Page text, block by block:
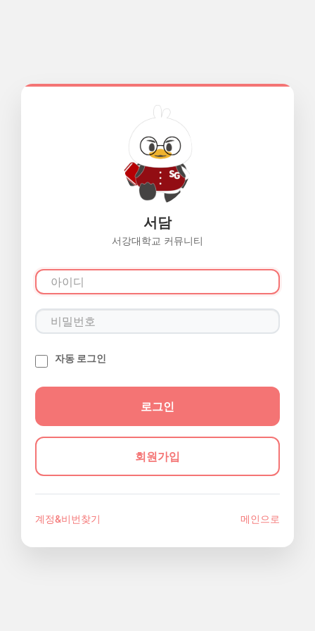
서담
서강대학교 커뮤니티
자동 로그인
회원가입
계정&비번찾기 메인으로